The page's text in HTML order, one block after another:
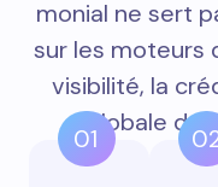
monial ne sert
sur les moteurs
visibilité, la
globale de
01